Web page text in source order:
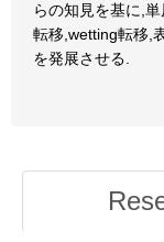
らの知見を基に,
転移,wetting転移,
を発展させる.